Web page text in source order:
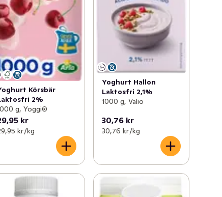
Körsbär
2%
g, Yoggi®
kr
kr /kg
Yoghurt Hallon
Laktosfri 2,1%
1000 g, Valio
30,76 kr
30,76 kr /kg